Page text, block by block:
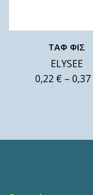
ΤΑΦ ΦΙΣ
ELYSEE
0,22 € – 0,37